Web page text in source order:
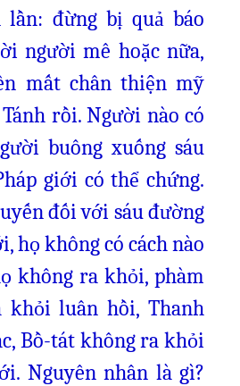
lần: đừng bị quả báo
người mê hoặc nữa,
mất chân thiện mỹ
rồi. Người nào có
buông xuống sáu
giới có thể chứng.
đối với sáu đường
họ không có cách nào
không ra khỏi, phàm
khỏi luân hồi, Thanh
Bồ-tát không ra khỏi
Nguyên nhân là gì?